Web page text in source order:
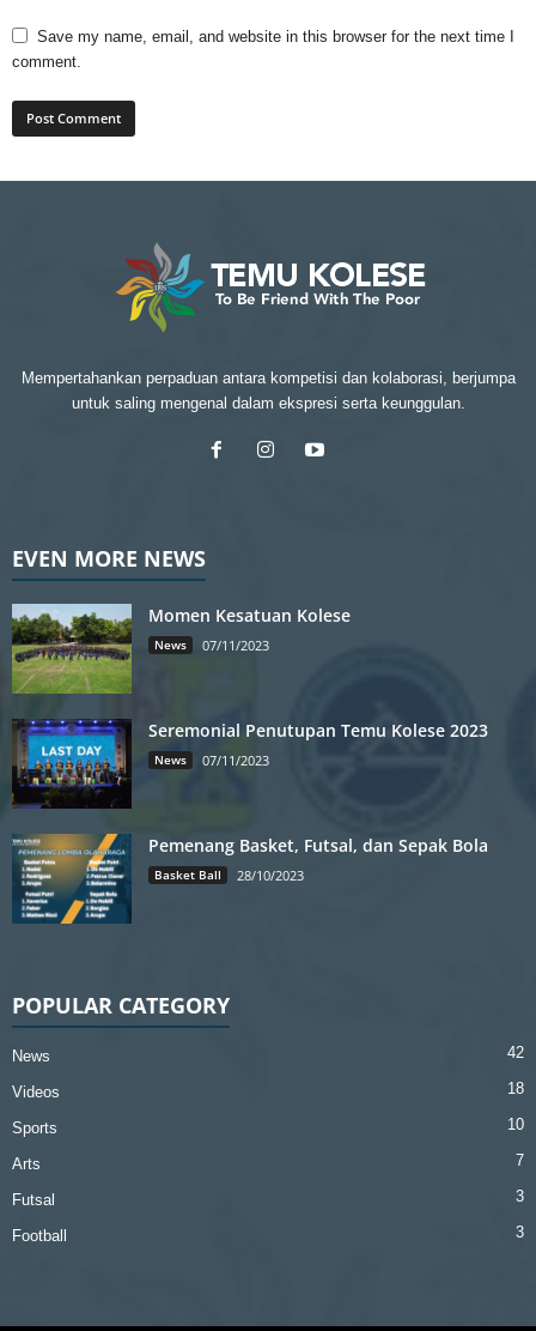
Save my name, email, and website in this browser for the next time I
comment.
Mempertahankan perpaduan antara kompetisi dan kolaborasi, berjumpa
untuk saling mengenal dalam ekspresi serta keunggulan.
EVEN MORE NEWS
Momen Kesatuan Kolese
News 07/11/2023
Seremonial Penutupan Temu Kolese 2023
News 07/11/2023
Pemenang Basket, Futsal, dan Sepak Bola
Basket Ball 28/10/2023
POPULAR CATEGORY
News 42
Videos 18
Sports 10
Arts 7
Futsal 3
Football 3